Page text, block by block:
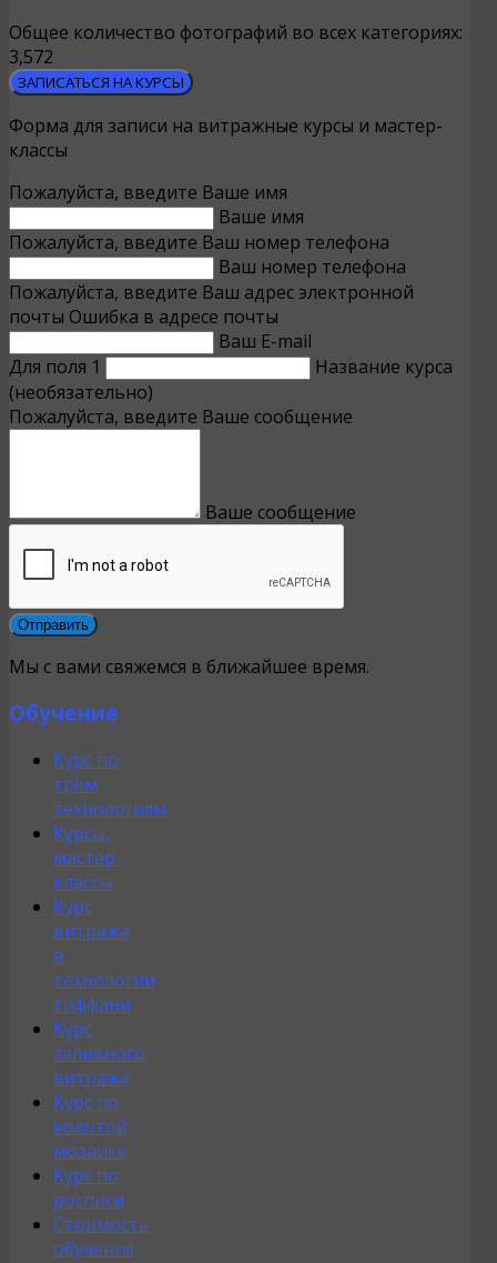
Общее количество фотографий во всех категориях:
3,572
ЗАПИСАТЬСЯ НА КУРСЫ
Форма для записи на витражные курсы и мастер-
классы
Пожалуйста, введите Ваше имя
Ваше имя
Пожалуйста, введите Ваш номер телефона
Ваш номер телефона
Пожалуйста, введите Ваш адрес электронной
почты Ошибка в адресе почты
Ваш E-mail
Для поля 1
Название курса
(необязательно)
Пожалуйста, введите Ваше сообщение
Ваше сообщение
Мы с вами свяжемся в ближайшее время.
Обучение
Курс по
трём
технологиям
Курсы,
мастер-
классы
Курс
витража
в
технологии
тиффани
Курс
заливного
витража
Курс по
колотой
мозаике
Курс по
росписи
Стоимость
обучения